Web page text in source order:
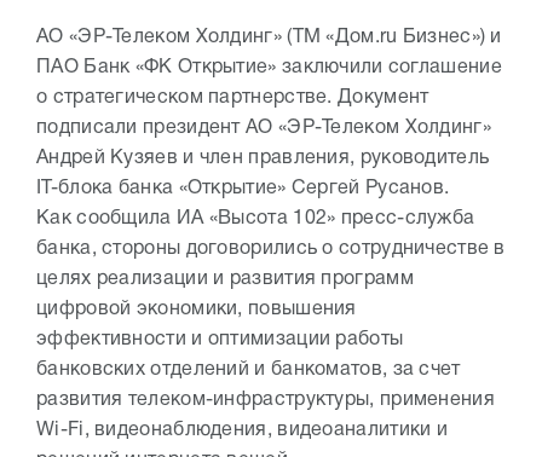
АО «ЭР-Телеком Холдинг» (ТМ «Дом.ru Бизнес») и
ПАО Банк «ФК Открытие» заключили соглашение
о стратегическом партнерстве. Документ
подписали президент АО «ЭР-Телеком Холдинг»
Андрей Кузяев и член правления, руководитель
IT-блока банка «Открытие» Сергей Русанов.
Как сообщила ИА «Высота 102» пресс-служба
банка, стороны договорились о сотрудничестве в
целях реализации и развития программ
цифровой экономики, повышения
эффективности и оптимизации работы
банковских отделений и банкоматов, за счет
развития телеком-инфраструктуры, применения
Wi-Fi, видеонаблюдения, видеоаналитики и